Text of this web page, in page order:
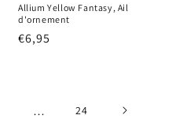
Allium Yellow Fantasy, Ail
d'ornement
Prix
€6,95
… 24